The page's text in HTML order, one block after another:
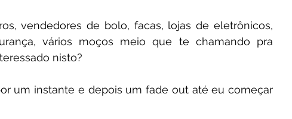
vendedores de bolo, facas, lojas de eletrônicos,
vários moços meio que te chamando pra
nisto?
um instante e depois um fade out até eu começar